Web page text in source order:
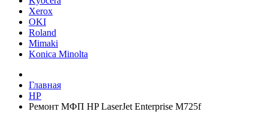
Xerox
OKI
Roland
Mimaki
Konica Minolta
Главная
HP
Ремонт МФП HP LaserJet Enterprise M725f